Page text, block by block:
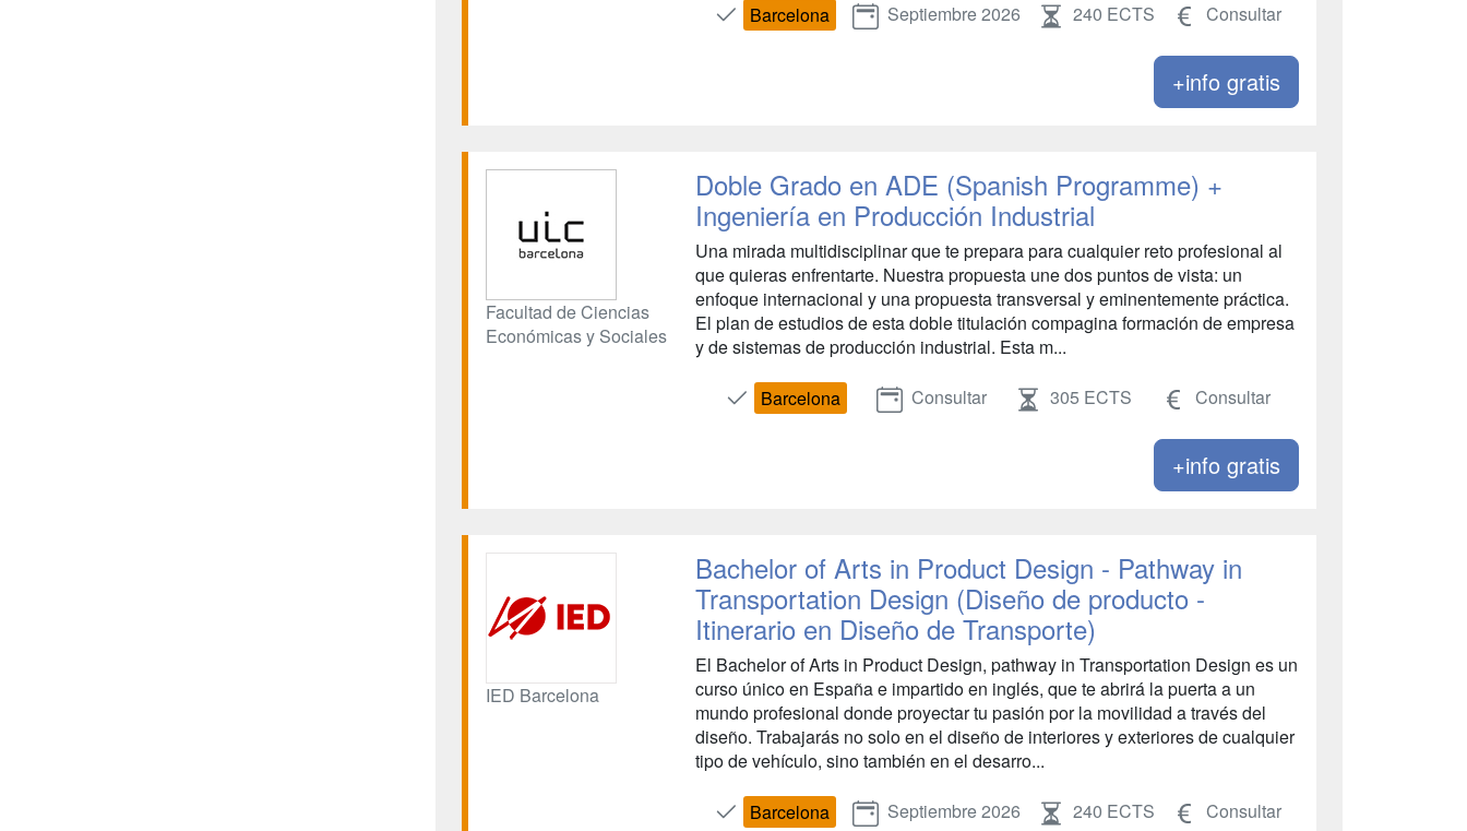
Barcelona Septiembre 2026 240 ECTS Consultar
+info gratis
Facultad de Ciencias
Económicas y Sociales
Doble Grado en ADE (Spanish Programme) +
Ingeniería en Producción Industrial
Una mirada multidisciplinar que te prepara para cualquier reto profesional al
que quieras enfrentarte. Nuestra propuesta une dos puntos de vista: un
enfoque internacional y una propuesta transversal y eminentemente práctica.
El plan de estudios de esta doble titulación compagina formación de empresa
y de sistemas de producción industrial. Esta m...
Barcelona Consultar 305 ECTS Consultar
+info gratis
IED Barcelona
Bachelor of Arts in Product Design - Pathway in
Transportation Design (Diseño de producto -
Itinerario en Diseño de Transporte)
El Bachelor of Arts in Product Design, pathway in Transportation Design es un
curso único en España e impartido en inglés, que te abrirá la puerta a un
mundo profesional donde proyectar tu pasión por la movilidad a través del
diseño. Trabajarás no solo en el diseño de interiores y exteriores de cualquier
tipo de vehículo, sino también en el desarro...
Barcelona Septiembre 2026 240 ECTS Consultar